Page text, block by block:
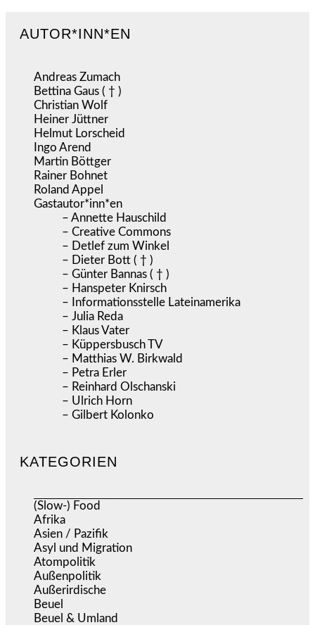
AUTOR*INN*EN
Andreas Zumach
Bettina Gaus ( † )
Christian Wolf
Heiner Jüttner
Helmut Lorscheid
Ingo Arend
Martin Böttger
Rainer Bohnet
Roland Appel
Gastautor*inn*en
– Annette Hauschild
– Creative Commons
– Detlef zum Winkel
– Dieter Bott ( † )
– Günter Bannas ( † )
– Hanspeter Knirsch
– Informationsstelle Lateinamerika
– Julia Reda
– Klaus Vater
– Küppersbusch TV
– Matthias W. Birkwald
– Petra Erler
– Reinhard Olschanski
– Ulrich Horn
– Gilbert Kolonko
KATEGORIEN
(Slow-) Food
Afrika
Asien / Pazifik
Asyl und Migration
Atompolitik
Außenpolitik
Außerirdische
Beuel
Beuel & Umland